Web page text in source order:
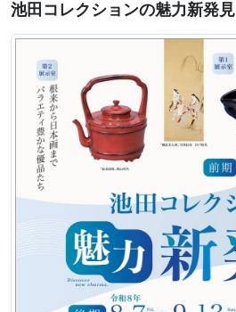
池田コレクションの魅力新発見